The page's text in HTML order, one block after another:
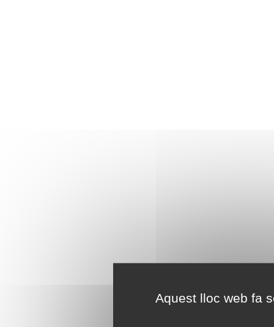
Aquest lloc web fa